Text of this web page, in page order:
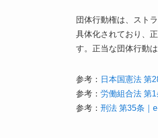
団体行動権は、スト
具体化されており、
す。正当な団体行動
参考： 日本国憲法 第
参考： 労働組合法 第
参考： 刑法 第35条｜